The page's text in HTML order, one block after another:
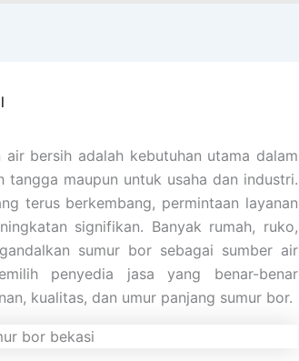
bersih adalah kebutuhan utama dalam
maupun untuk usaha dan industri.
terus berkembang, permintaan layanan
signifikan. Banyak rumah, ruko,
sumur bor sebagai sumber air
penyedia jasa yang benar-benar
kualitas, dan umur panjang sumur bor.